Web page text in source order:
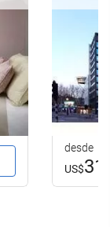
desde
US$